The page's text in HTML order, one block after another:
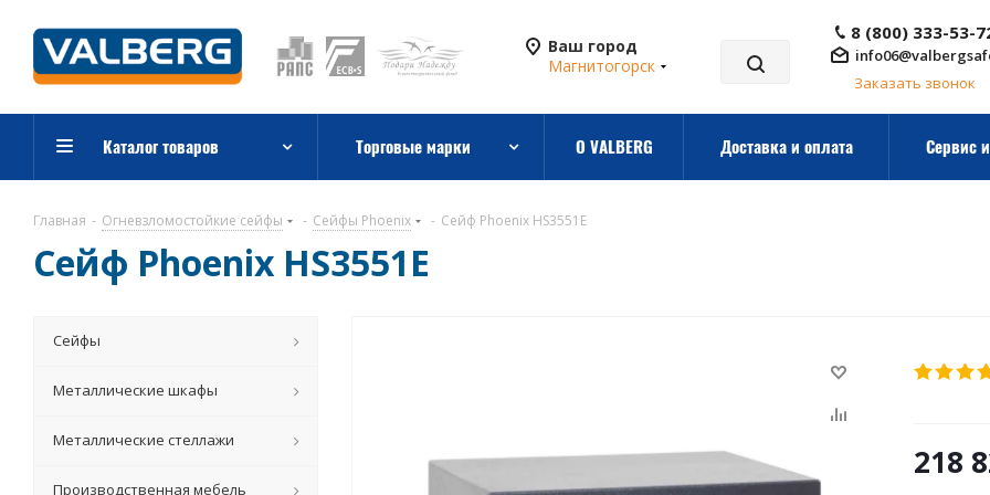
Ваш город
Магнитогорск
8 (800) 333-53-
Заказать звонок
Каталог товаров Торговые марки О VALBERG Доставка и оплата Сервис
Главная - Огневзломостойкие сейфы - Сейфы Phoenix - Сейф Phoenix HS3551E
Сейф Phoenix HS3551E
218
Сейфы
Металлические шкафы
Металлические стеллажи
Производственная мебель